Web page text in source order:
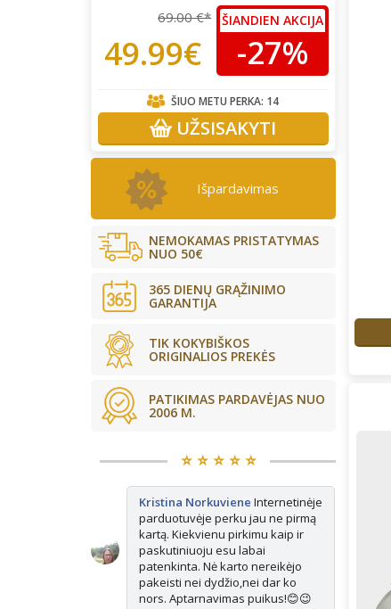
69.00 €*
49.99€
ŠIANDIEN AKCIJA
-27%
ŠIUO METU PERKA: 14
UŽSISAKYTI
Išpardavimas
NEMOKAMAS PRISTATYMAS
NUO 50€
365 DIENŲ GRĄŽINIMO
GARANTIJA
TIK KOKYBIŠKOS
ORIGINALIOS PREKĖS
PATIKIMAS PARDAVĖJAS NUO
2006 M.
⭐️ ⭐️ ⭐️ ⭐️ ⭐️
Kristina Norkuviene Internetinėje
parduotuvėje perku jau ne pirmą
kartą. Kiekvienu pirkimu kaip ir
paskutiniuoju esu labai
patenkinta. Nė karto nereikėjo
pakeisti nei dydžio,nei dar ko
nors. Aptarnavimas puikus!😊😉